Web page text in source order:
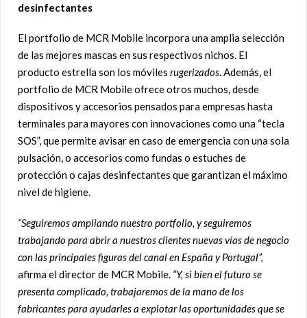
desinfectantes
El portfolio de MCR Mobile incorpora una amplia selección
de las mejores mascas en sus respectivos nichos. El
producto estrella son los móviles rugerizados. Además, el
portfolio de MCR Mobile ofrece otros muchos, desde
dispositivos y accesorios pensados para empresas hasta
terminales para mayores con innovaciones como una “tecla
SOS”, que permite avisar en caso de emergencia con una sola
pulsación, o accesorios como fundas o estuches de
protección o cajas desinfectantes que garantizan el máximo
nivel de higiene.
“Seguiremos ampliando nuestro portfolio, y seguiremos
trabajando para abrir a nuestros clientes nuevasvías de negocio
con las principales figuras del canal en España y Portugal”,
afirma el director de MCR Mobile. “Y, si bien el futuro se
presenta complicado, trabajaremos de la mano de los
fabricantes para ayudarles a explotar las oportunidades que se